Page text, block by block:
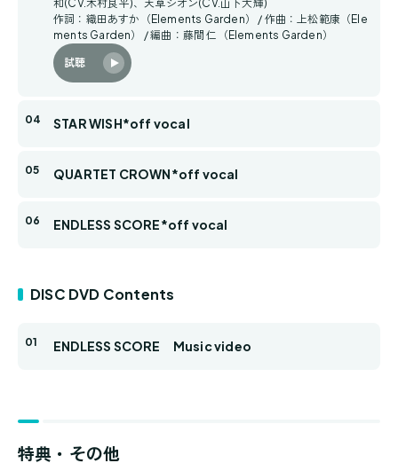
和(CV.木村良平)、天草シオン(CV.山下大輝)
作詞：織田あすか（Elements Garden） / 作曲：上松範康（Ele
ments Garden） / 編曲：藤間 仁（Elements Garden）
試聴
STAR WISH*off vocal
QUARTET CROWN*off vocal
ENDLESS SCORE*off vocal
DISC DVD Contents
ENDLESS SCORE Music video
特典・その他